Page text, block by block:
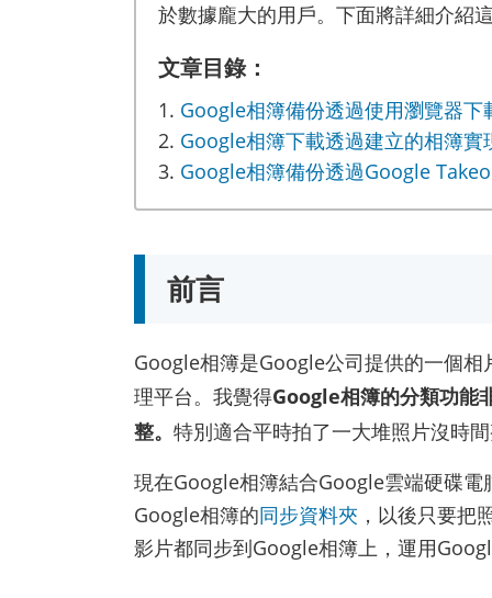
於數據龐大的用戶。下面將詳細介紹
文章目錄：
Google相簿備份透過使用瀏覽器下
Google相簿下載透過建立的相簿實
Google相簿備份透過Google
前言
Google相簿是Google公司提供的一個
理平台。我覺得Google相簿的分類功能
整。 特別適合平時拍了一大堆照片沒時
現在Google相簿結合Google雲端硬碟電
Google相簿的同步資料夾 ，以後只要把
影片都同步到Google相簿上，運用